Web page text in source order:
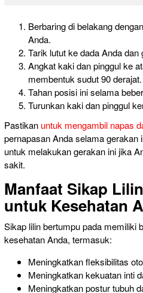
Berbaring di belakang
Anda.
Tarik lutut ke dada Anda
Angkat kakidan pinggul ke
membentuk sudut 90 derajat.
Tahan posisi ini selama
Turunkan kaki dan pinggul
Pastikan untuk mengambil napas
pernapasan Anda selama
untuk melakukan gerakan ini jika
sakit.
Manfaat Sikap
untuk Kesehatan
Sikap lilin bertumpu pada memiliki
kesehatan Anda, termasuk:
Meningkatkan fleksibilitas
Meningkatkan kekuatan inti
Meningkatkan postur tubuh